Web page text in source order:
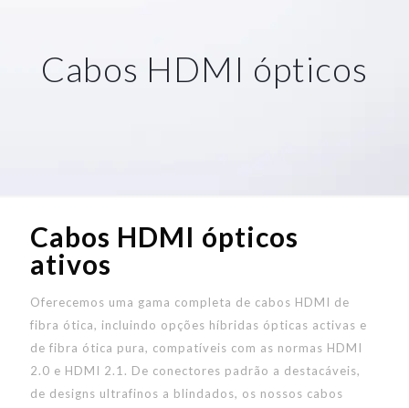
Cabos HDMI ópticos
Cabos HDMI ópticos
ativos
Oferecemos uma gama completa de cabos HDMI de
fibra ótica, incluindo opções híbridas ópticas activas e
de fibra ótica pura, compatíveis com as normas HDMI
2.0 e HDMI 2.1. De conectores padrão a destacáveis,
de designs ultrafinos a blindados, os nossos cabos